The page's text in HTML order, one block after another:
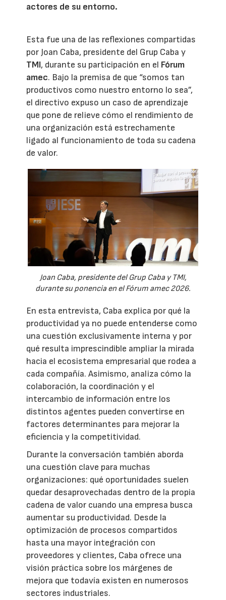
actores de su entorno.
Esta fue una de las reflexiones compartidas
por Joan Caba, presidente del Grup Caba y
TMI, durante su participación en el Fórum
amec. Bajo la premisa de que “somos tan
productivos como nuestro entorno lo sea”,
el directivo expuso un caso de aprendizaje
que pone de relieve cómo el rendimiento de
una organización está estrechamente
ligado al funcionamiento de toda su cadena
de valor.
Joan Caba, presidente del Grup Caba y TMI,
durante su ponencia en el Fórum amec 2026.
En esta entrevista, Caba explica por qué la
productividad ya no puede entenderse como
una cuestión exclusivamente interna y por
qué resulta imprescindible ampliar la mirada
hacia el ecosistema empresarial que rodea a
cada compañía. Asimismo, analiza cómo la
colaboración, la coordinación y el
intercambio de información entre los
distintos agentes pueden convertirse en
factores determinantes para mejorar la
eficiencia y la competitividad.
Durante la conversación también aborda
una cuestión clave para muchas
organizaciones: qué oportunidades suelen
quedar desaprovechadas dentro de la propia
cadena de valor cuando una empresa busca
aumentar su productividad. Desde la
optimización de procesos compartidos
hasta una mayor integración con
proveedores y clientes, Caba ofrece una
visión práctica sobre los márgenes de
mejora que todavía existen en numerosos
sectores industriales.